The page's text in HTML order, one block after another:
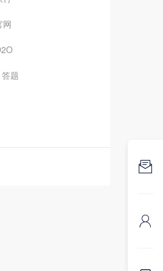
网
答题

